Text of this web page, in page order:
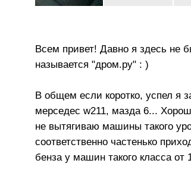
Всем привет! Давно я здесь не
называется "дром.ру" : )
В общем если коротко, успел я
мерседес w211, мазда 6...
не вытягиваю машины такого
соответственно частенько
бенза у машин такого класса от